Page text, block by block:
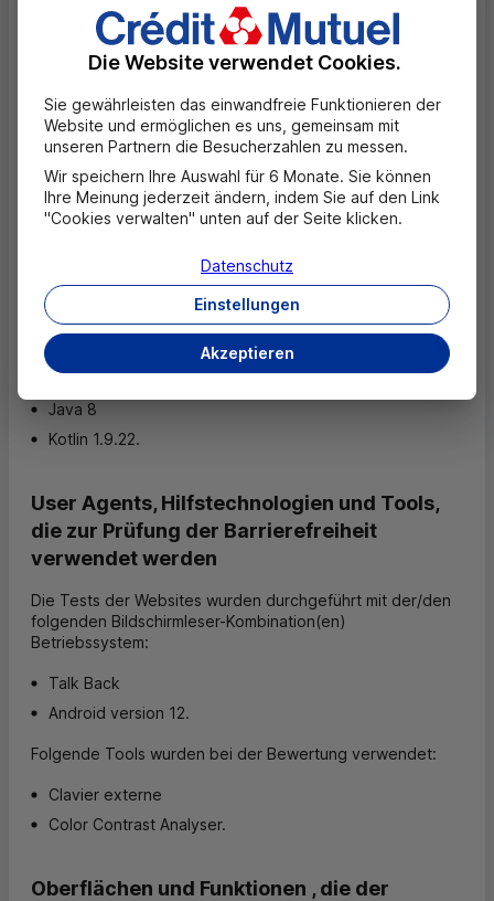
Belastung
Aucune dérogation
Inhalte unterliegen der Verpflichtung zur
Barrierefreiheit
Aucun contenu exempté.
Diese Erklärung wurde erstellt am octobre 2025.
Zur Erstellung verwendete Technologien
für die Anwendung mobile
Java 8
Kotlin 1.9.22.
User Agents, Hilfstechnologien und Tools,
die zur Prüfung der Barrierefreiheit
verwendet werden
Die Tests der Websites wurden durchgeführt mit der/den
folgenden Bildschirmleser-Kombination(en)
Betriebssystem:
Talk Back
Android version 12.
Folgende Tools wurden bei der Bewertung verwendet:
Clavier externe
Color Contrast Analyser.
Oberflächen und Funktionen , die der
Die Website verwendet Cookies.
Sie gewährleisten das einwandfreie Funktionieren der
Website und ermöglichen es uns, gemeinsam mit
unseren Partnern die Besucherzahlen zu messen.
Wir speichern Ihre Auswahl für 6 Monate. Sie können
Ihre Meinung jederzeit ändern, indem Sie auf den Link
"Cookies verwalten" unten auf der Seite klicken.
Akzeptieren
Einstellungen
Datenschutz